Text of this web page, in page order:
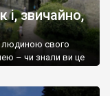
і, звичайно,
людиною свого
– чи знали ви це